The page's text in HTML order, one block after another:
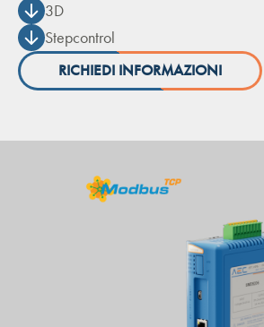
3D
Stepcontrol
RICHIEDI INFORMAZIONI